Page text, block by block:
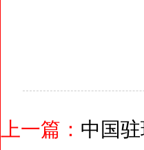
上一篇： 中国